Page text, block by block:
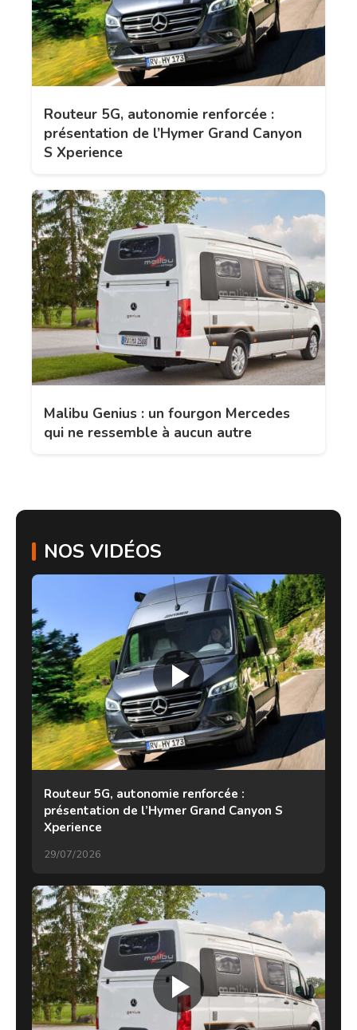
Routeur 5G, autonomie renforcée :
présentation de l’Hymer Grand Canyon
S Xperience
Malibu Genius : un fourgon Mercedes
qui ne ressemble à aucun autre
NOS VIDÉOS
Routeur 5G, autonomie renforcée :
présentation de l’Hymer Grand Canyon S
Xperience
29/07/2026